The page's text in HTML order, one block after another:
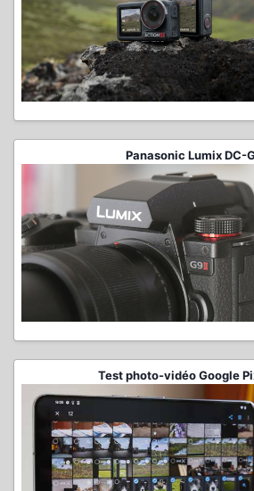
Panasonic Lumix DC-
Test photo-vidéo Google